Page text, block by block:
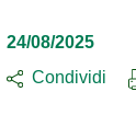
24/08/2025
Condividi